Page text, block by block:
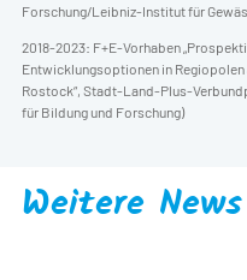
Forschung/Leibniz-Institut für
2018-2023: F+E-Vorhaben
Entwicklungsoptionen in
Rostock“, Stadt-Land-Plus-
für Bildung und Forschung)
Weitere News